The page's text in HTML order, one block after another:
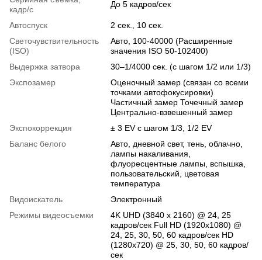
кадр/с
До 5 кадров/сек
Автоспуск
2 сек., 10 сек.
Светочувствительность
(ISO)
Авто, 100-40000 (Расширенные
значения ISO 50-102400)
Выдержка затвора
30–1/4000 сек. (с шагом 1/2 или 1/3)
Экспозамер
Оценочный замер (связан со всеми
точками автофокусировки)
Частичный замер Точечный замер
Центрально-взвешенный замер
Экспокоррекция
± 3 EV с шагом 1/3, 1/2 EV
Баланс белого
Авто, дневной свет, тень, облачно,
лампы накаливания,
флуоресцентные лампы, вспышка,
пользовательский, цветовая
температура
Видоискатель
Электронный
Режимы видеосъемки
4K UHD (3840 x 2160) @ 24, 25
кадров/сек Full HD (1920x1080) @
24, 25, 30, 50, 60 кадров/сек HD
(1280x720) @ 25, 30, 50, 60 кадров/
сек